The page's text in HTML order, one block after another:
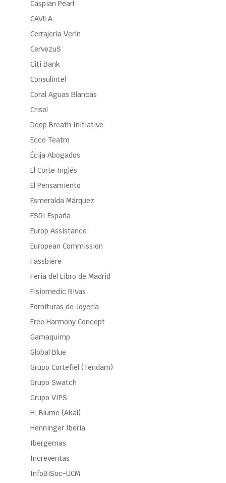
Caspian Pearl
CAV!LA
Cerrajería Verín
CervezuS
Citi Bank
Consulintel
Coral Aguas Blancas
Crisol
Deep Breath Initiative
Ecco Teatro
Écija Abogados
El Corte Inglés
El Pensamiento
Esmeralda Márquez
ESRI España
Europ Assistance
European Commission
Fassbiere
Feria del Libro de Madrid
Fisiomedic Rivas
Fornituras de Joyería
Free Harmony Concept
Gamaquimp
Global Blue
Grupo Cortefiel (Tendam)
Grupo Swatch
Grupo VIPS
H. Blume (Akal)
Henninger Iberia
Ibergemas
Increventas
InfoBiSoc-UCM